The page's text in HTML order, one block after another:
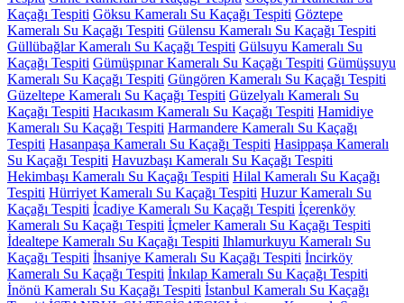
Kaçağı Tespiti Göksu Kameralı Su Kaçağı Tespiti Göztepe
Kameralı Su Kaçağı Tespiti Gülensu Kameralı Su Kaçağı Tespiti
Güllübağlar Kameralı Su Kaçağı Tespiti Gülsuyu Kameralı Su
Kaçağı Tespiti Gümüşpınar Kameralı Su Kaçağı Tespiti Gümüşsuyu
Kameralı Su Kaçağı Tespiti Güngören Kameralı Su Kaçağı Tespiti
Güzeltepe Kameralı Su Kaçağı Tespiti Güzelyalı Kameralı Su
Kaçağı Tespiti Hacıkasım Kameralı Su Kaçağı Tespiti Hamidiye
Kameralı Su Kaçağı Tespiti Harmandere Kameralı Su Kaçağı
Tespiti Hasanpaşa Kameralı Su Kaçağı Tespiti Hasippaşa Kameralı
Su Kaçağı Tespiti Havuzbaşı Kameralı Su Kaçağı Tespiti
Hekimbaşı Kameralı Su Kaçağı Tespiti Hilal Kameralı Su Kaçağı
Tespiti Hürriyet Kameralı Su Kaçağı Tespiti Huzur Kameralı Su
Kaçağı Tespiti İcadiye Kameralı Su Kaçağı Tespiti İçerenköy
Kameralı Su Kaçağı Tespiti İçmeler Kameralı Su Kaçağı Tespiti
İdealtepe Kameralı Su Kaçağı Tespiti Ihlamurkuyu Kameralı Su
Kaçağı Tespiti İhsaniye Kameralı Su Kaçağı Tespiti İncirköy
Kameralı Su Kaçağı Tespiti İnkılap Kameralı Su Kaçağı Tespiti
İnönü Kameralı Su Kaçağı Tespiti İstanbul Kameralı Su Kaçağı